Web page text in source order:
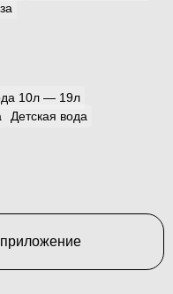
10л — 19л
Детская вода